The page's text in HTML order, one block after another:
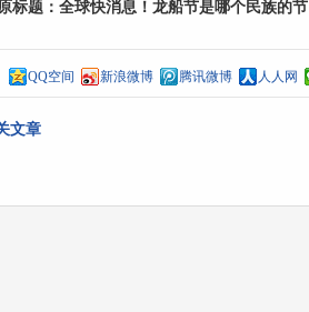
标题： 全球快消息！龙船节是哪个民族的
QQ空间 新浪微博 腾讯微博 人人网
文章